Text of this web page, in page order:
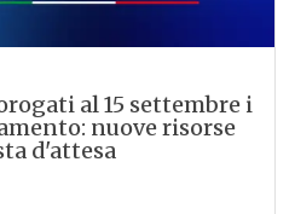
al 15 settembre i
nuove risorse
d'attesa